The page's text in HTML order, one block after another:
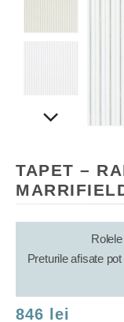
TAPET –
Preturile afisate
846 lei